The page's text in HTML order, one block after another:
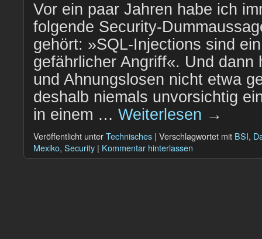
Vor ein paar Jahren habe ich
folgende Security-
gehört: »SQL-Injections sind
gefährlicher Angriff«. Und dann
und Ahnungslosen nicht etwa
deshalb niemals unvorsichtig
in einem … Weiterlesen →
Veröffentlicht unterTechnisches | Verschlagwortet mit BSI,
Mexiko, Security | Kommentar hinterlassen